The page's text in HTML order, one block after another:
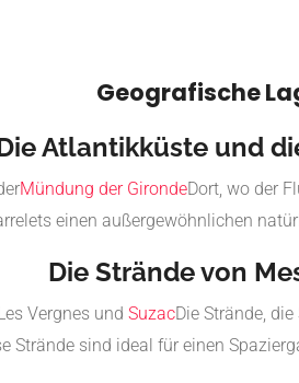
Geografische
Atlantikküste und
Mündung der GirondeDort, wo der
einen außergewöhnlichen
Die Strände von
Vergnes und SuzacDie Strände,
Strände sind ideal für einen